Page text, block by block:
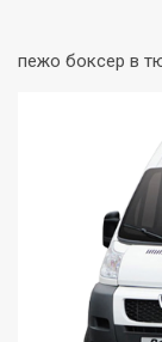
пежо боксер в